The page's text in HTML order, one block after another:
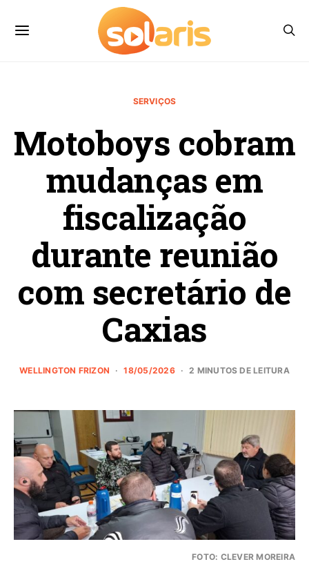
SERVIÇOS
Motoboys cobram
mudanças em
fiscalização
durante reunião
com secretário de
Caxias
WELLINGTON FRIZON 18/05/2026 2 MINUTOS DE LEITURA
FOTO: CLEVER MOREIRA